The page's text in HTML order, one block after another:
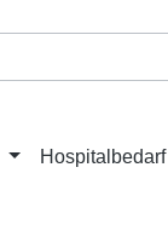
Hospitalbedarf